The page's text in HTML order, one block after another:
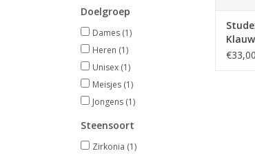
Doelgroep
Dames (1)
Heren (1)
Unisex (1)
Meisjes (1)
Jongens (1)
Steensoort
Zirkonia (1)
mm -
€33,00